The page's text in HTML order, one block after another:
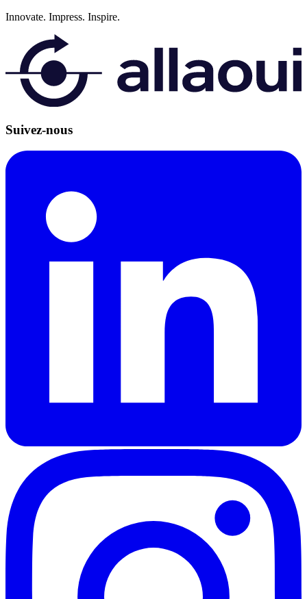
Innovate. Impress. Inspire.
Suivez-nous